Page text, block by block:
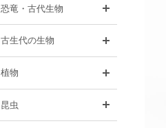
恐竜・古代生物
古生代の生物
植物
昆虫